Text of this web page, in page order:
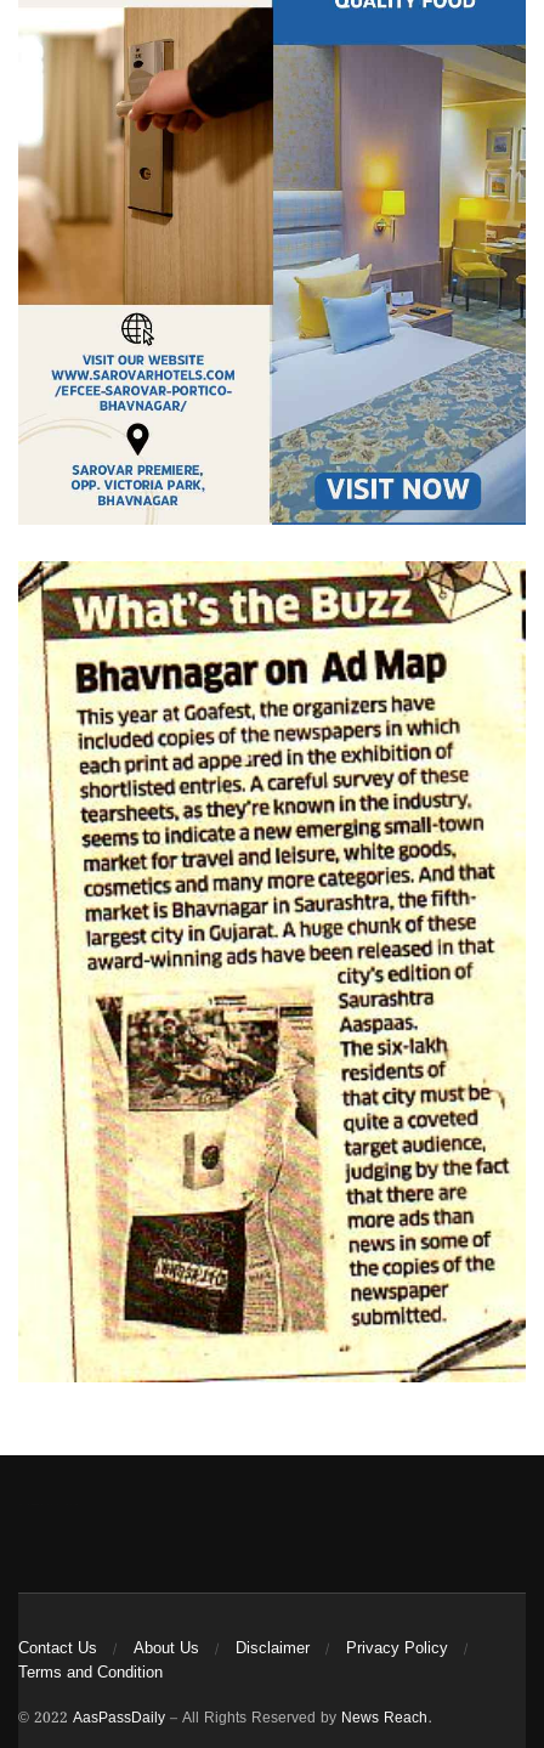
Contact Us About Us Disclaimer
Privacy Policy
Terms and Condition
© 2022 AasPassDaily – All Rights Reserved by News Reach.